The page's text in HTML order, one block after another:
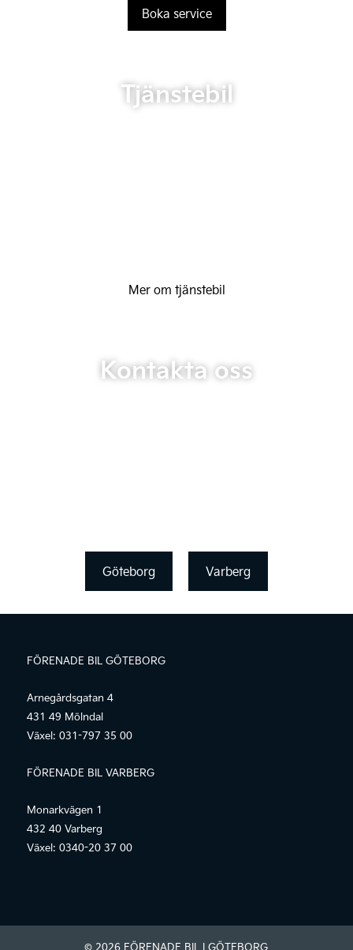
Boka service
Tjänstebil
Mer om tjänstebil
Kontakta oss
Göteborg Varberg
FÖRENADE BIL GÖTEBORG
Arnegårdsgatan 4
431 49 Mölndal
Växel: 031-797 35 00
FÖRENADE BIL VARBERG
Monarkvägen 1
432 40 Varberg
Växel: 0340-20 37 00
© 2026 FÖRENADE BIL I GÖTEBORG